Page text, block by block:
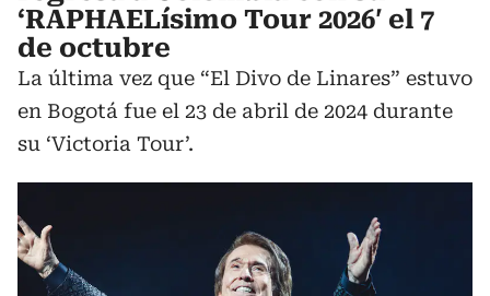
‘RAPHAELísimo Tour 2026′ el 7
de octubre
La última vez que “El Divo de Linares” estuvo
en Bogotá fue el 23 de abril de 2024 durante
su ‘Victoria Tour’.